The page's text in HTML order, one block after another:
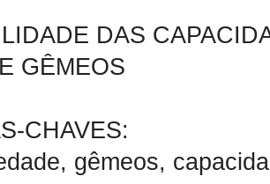
DAS
GÊMEOS
CHAVES:
gêmeos,